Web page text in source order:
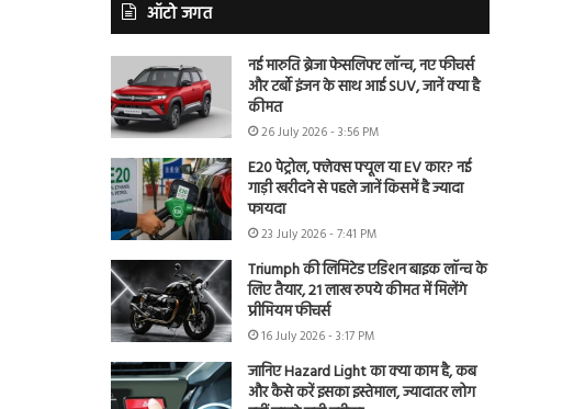
ऑटो जगत
नई मारुति ब्रेजा फेसलिफ्ट लॉन्च, नए फीचर्स
और टर्बो इंजन के साथ आई SUV, जानें क्या है
कीमत
26 July 2026 - 3:56 PM
E20 पेट्रोल, फ्लेक्स फ्यूल या EV कार? नई
गाड़ी खरीदने से पहले जानें किसमें है ज्यादा
फायदा
23 July 2026 - 7:41 PM
Triumph की लिमिटेड एडिशन बाइक लॉन्च के
लिए तैयार, 21 लाख रुपये कीमत में मिलेंगे
प्रीमियम फीचर्स
16 July 2026 - 3:17 PM
जानिए Hazard Light का क्या काम है, कब
और कैसे करें इसका इस्तेमाल, ज्यादातर लोग